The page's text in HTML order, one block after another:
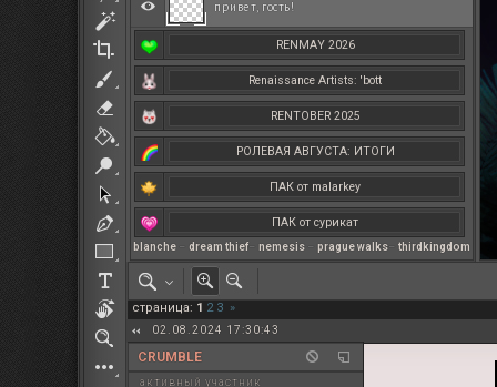
RENMAY 2026
Renaissance Artists: 'bott
RENTOBER 2025
РОЛЕВАЯ АВГУСТА: ИТОГИ
ПАК от malarkey
ПАК от сурикат
РЕНМАЙ
blanche – dream thief– nemesis – prague walks– thirdkingdom
привет, гость!
страница: 1 2 3 »
02.08.2024 17:30:43
CRUMBLE
активный участник